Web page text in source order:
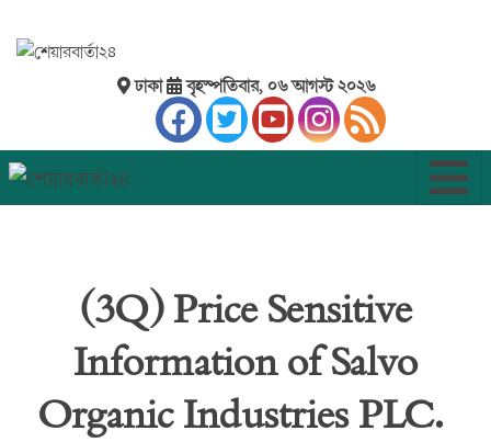
ঢাকা বৃহস্পতিবার, ০৬ আগস্ট ২০২৬
(3Q) Price Sensitive
Information of Salvo
Organic Industries PLC.